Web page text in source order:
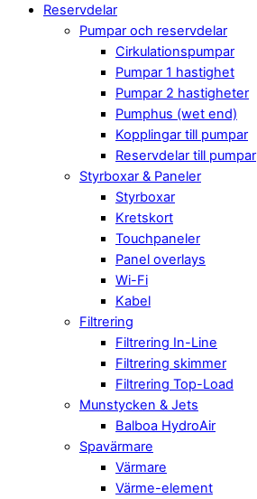
Reservdelar
Pumpar och reservdelar
Cirkulationspumpar
Pumpar 1 hastighet
Pumpar 2 hastigheter
Pumphus (wet end)
Kopplingar till pumpar
Reservdelar till pumpar
Styrboxar & Paneler
Styrboxar
Kretskort
Touchpaneler
Panel overlays
Wi-Fi
Kabel
Filtrering
Filtrering In-Line
Filtrering skimmer
Filtrering Top-Load
Munstycken & Jets
Balboa HydroAir
Spavärmare
Värmare
Värme-element